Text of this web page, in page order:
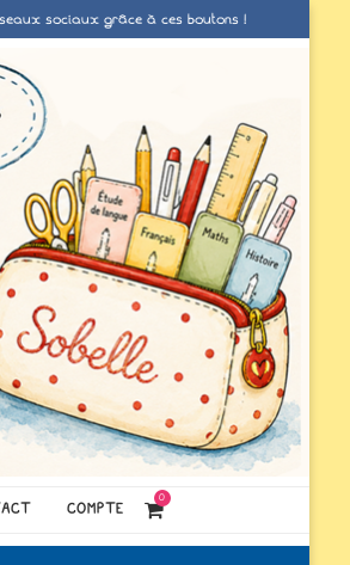
sociaux grâce à ces boutons !
COMPTE
0